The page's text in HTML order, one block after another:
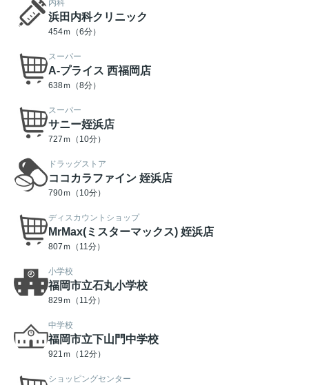
内科
浜田内科クリニック
454ｍ（6分）
スーパー
A-プライス 西福岡店
638ｍ（8分）
スーパー
サニー姪浜店
727ｍ（10分）
ドラッグストア
ココカラファイン 姪浜店
790ｍ（10分）
ディスカウントショップ
MrMax(ミスターマックス) 姪浜店
807ｍ（11分）
小学校
福岡市立石丸小学校
829ｍ（11分）
中学校
福岡市立下山門中学校
921ｍ（12分）
ショッピングセンター